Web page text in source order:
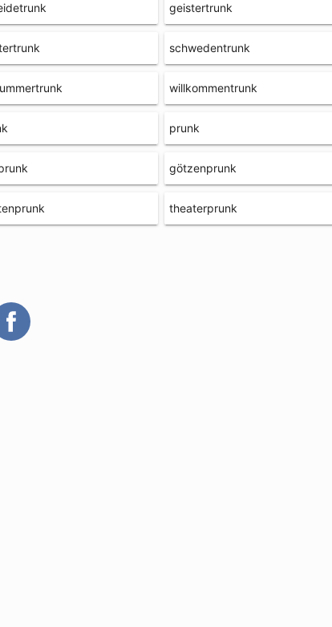
geistertrunk
schwedentrunk
willkommentrunk
prunk
götzenprunk
theaterprunk